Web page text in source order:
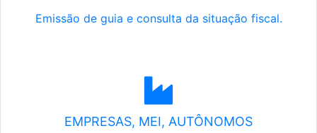
Emissão de guia e consulta da situação fiscal.
EMPRESAS, MEI, AUTÔNOMOS